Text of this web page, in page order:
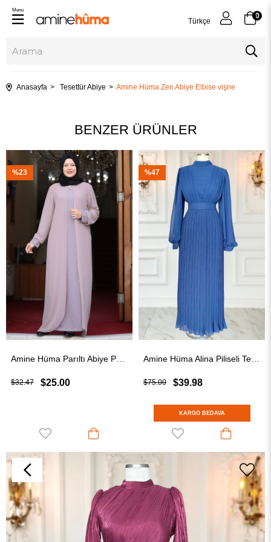
Türkçe
0
Menu
Anasayfa Tesettür Abiye Amine Hüma Zen Abiye Elbise vişne
BENZER ÜRÜNLER
$25.00
$32.47
%23
$39.98
$75.00
KARGO BEDAVA
%47